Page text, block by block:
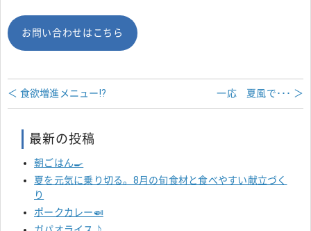
お問い合わせはこちら
一応 夏風で･･･ ＞
＜ 食欲増進メニュー!?
最新の投稿
朝ごはん🍳
夏を元気に乗り切る。8月の旬食材と食べやすい献立づく
り
ポークカレー🍛